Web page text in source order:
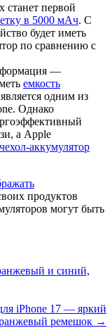
станет первой
в 5000 мАч. С
будет иметь
по сравнению с
—
емкость
одним из
Однако
а Apple
аккумулятор
продуктов
могут быть
и синий,
iPhone 17 — яркий
ремешок →